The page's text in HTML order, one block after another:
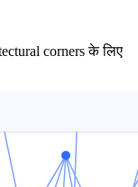
corners के लिए